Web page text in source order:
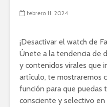
febrero 11, 2024
¡Desactivar el watch de
Únete a la tendencia de
y contenidos virales que
artículo, te mostraremos
función para que puedas
consciente y selectivo en